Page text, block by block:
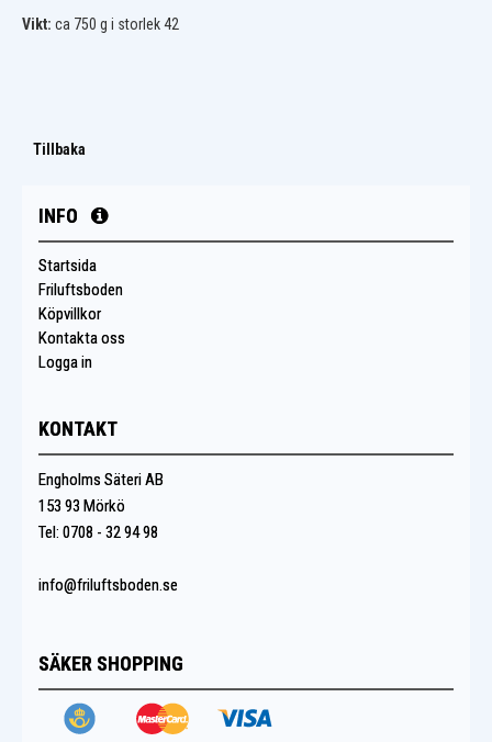
Vikt: ca 750 g i storlek 42
Tillbaka
INFO
Startsida
Friluftsboden
Köpvillkor
Kontakta oss
Logga in
KONTAKT
Engholms Säteri AB
153 93 Mörkö
Tel: 0708 - 32 94 98
info@friluftsboden.se
SÄKER SHOPPING